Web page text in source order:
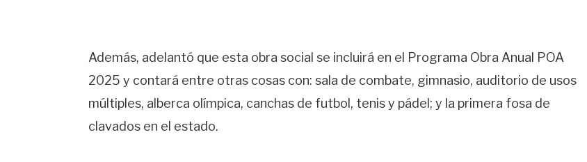
Además, adelantó que esta obra social se incluirá en el Programa Obra Anual POA
2025 y contará entre otras cosas con: sala de combate, gimnasio, auditorio de usos
múltiples, alberca olímpica, canchas de futbol, tenis y pádel; y la primera fosa de
clavados en el estado.